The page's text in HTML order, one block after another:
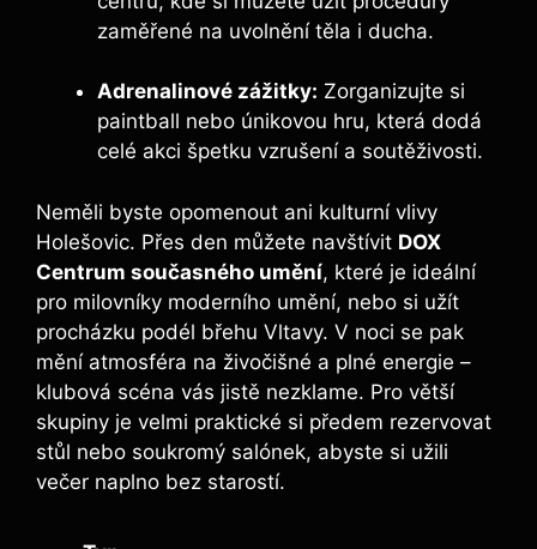
zaměřené na uvolnění těla i ducha.
Adrenalinové zážitky: Zorganizujte si
paintball nebo únikovou hru, která dodá
celé akci špetku vzrušení a soutěživosti.
Neměli byste opomenout ani kulturní vlivy
Holešovic. Přes den můžete navštívit DOX
Centrum současného umění, které je ideální
pro milovníky moderního umění, nebo si užít
procházku podél břehu Vltavy. V noci se pak
mění atmosféra na živočišné a plné energie –
klubová scéna vás jistě nezklame. Pro větší
skupiny je velmi praktické si předem rezervovat
stůl nebo soukromý salónek, abyste si užili
večer naplno bez starostí.